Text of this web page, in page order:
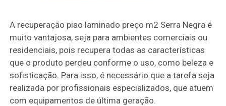
A recuperação piso laminado preço m2 Serra Negra é
muito vantajosa, seja para ambientes comerciais ou
residenciais, pois recupera todas as características
que o produto perdeu conforme o uso, como beleza e
sofisticação. Para isso, é necessário que a tarefa seja
realizada por profissionais especializados, que atuem
com equipamentos de última geração.